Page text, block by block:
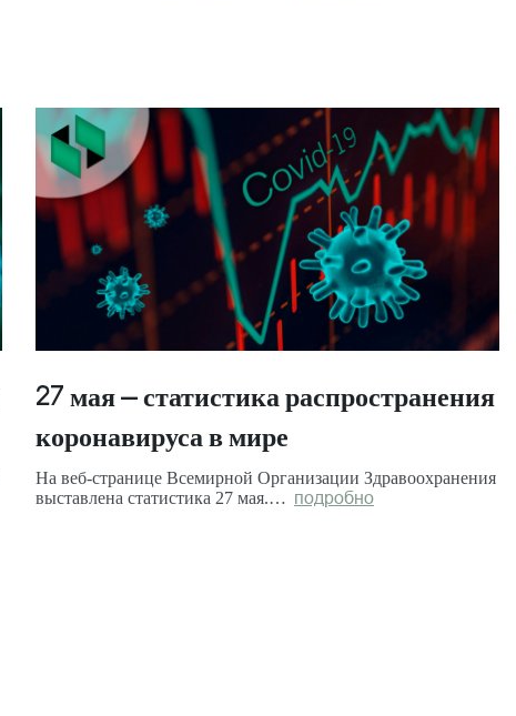
27 мая – статистика распространения
коронавируса в мире
На веб-странице Всемирной Организации Здравоохранения
выставлена статистика 27 мая.… подробно